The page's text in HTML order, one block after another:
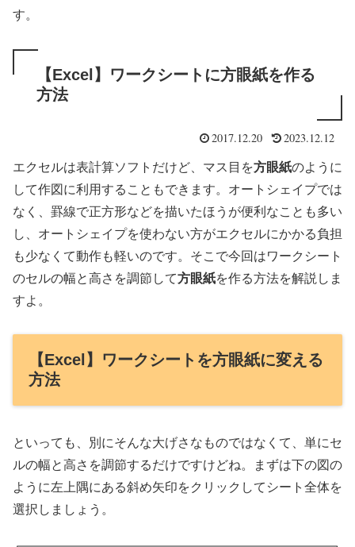
す。
【Excel】ワークシートに方眼紙を作る
方法
2017.12.20 2023.12.12
エクセルは表計算ソフトだけど、マス目を方眼紙のように
して作図に利用することもできます。オートシェイプでは
なく、罫線で正方形などを描いたほうが便利なことも多い
し、オートシェイプを使わない方がエクセルにかかる負担
も少なくて動作も軽いのです。そこで今回はワークシート
のセルの幅と高さを調節して方眼紙を作る方法を解説しま
すよ。
【Excel】ワークシートを方眼紙に変える
方法
といっても、別にそんな大げさなものではなくて、単にセ
ルの幅と高さを調節するだけですけどね。まずは下の図の
ように左上隅にある斜め矢印をクリックしてシート全体を
選択しましょう。